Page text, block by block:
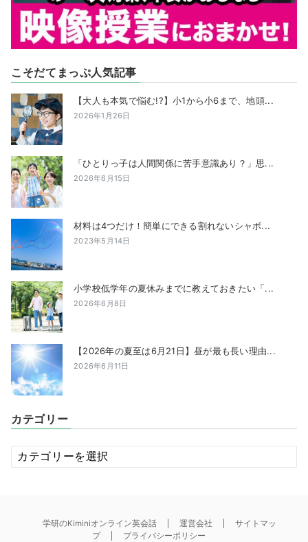
こそだてまっぷ人気記事
【大人も本気で悩む!?】小1から小6まで、地頭...
2026年1月26日
「ひとりっ子は人間関係に苦手意識あり？」思...
2026年6月15日
材料は4つだけ！簡単にできる割れないシャボ...
2023年5月14日
小学校低学年の夏休みまでに教えておきたい「...
2026年6月8日
【2026年の夏至は6月21日】昼が最も長い理由...
2026年6月11日
カテゴリー
カ
テ
学研のKiminiオンライン英会話 運営会社
サイトマッ
プ
プライバシーポリシー